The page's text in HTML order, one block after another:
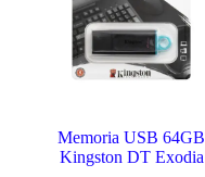
Memoria USB 64GB
Kingston DT Exodia